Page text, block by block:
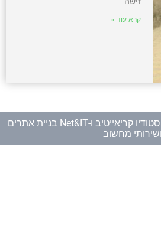
קרא עוד »
קריאייטיב ו-
Net&IT בניית אתרים
ושירותי מחשוב